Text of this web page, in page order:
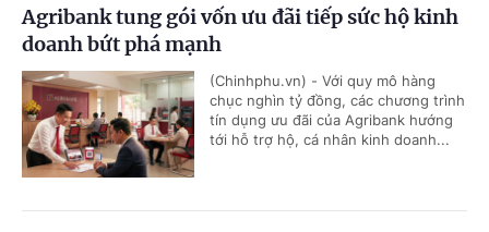
Agribank tung gói vốn ưu đãi tiếp sức hộ kinh
doanh bứt phá mạnh
(Chinhphu.vn) - Với quy mô hàng
chục nghìn tỷ đồng, các chương trình
tín dụng ưu đãi của Agribank hướng
tới hỗ trợ hộ, cá nhân kinh doanh...